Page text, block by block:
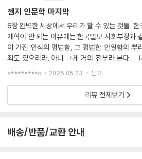
젠지 인문학 마지막
6장 완벽한 세상에서 우리가 할 수 있는 것들 한
개혁이 안 되는 이유에는 한국일보 사회부장과
이 가진 인식의 평범함, 그 평범한 안일함의 뿌
죄도 있으리라. 아니 그게 거의 전부라 본다. (
V) 디지털은 우리에게 연결의 풍요를 선물했지
기’는 우리에게 꽤 도움이 되는 시간입
s********d 2025.05.23. 신고
리뷰 전체보기
배송/반품/교환 안내